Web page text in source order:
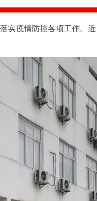
实疫情防控各项工作。 近